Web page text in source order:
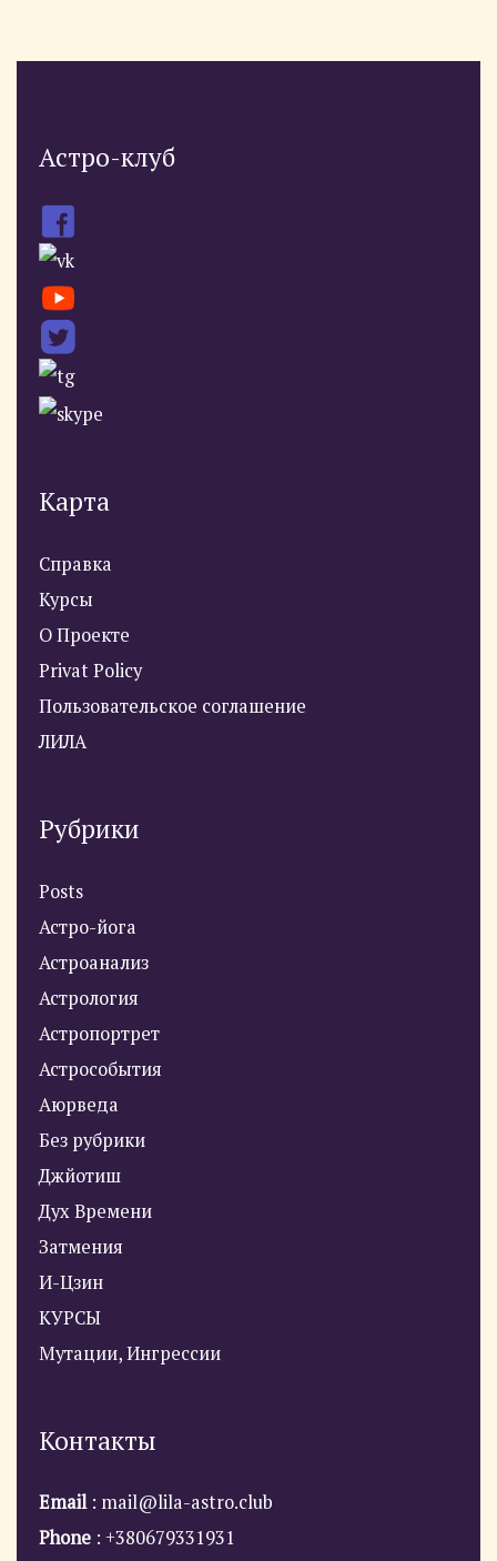
Астро-клуб
Карта
Справка
Курсы
О Проекте
Privat Policy
Пользовательское соглашение
ЛИЛА
Рубрики
Posts
Астро-йога
Астроанализ
Астрология
Астропортрет
Астрособытия
Аюрведа
Без рубрики
Джйотиш
Дух Времени
Затмения
И-Цзин
КУРСЫ
Мутации, Ингрессии
Контакты
Email: mail@lila-astro.club
Phone : +380679331931